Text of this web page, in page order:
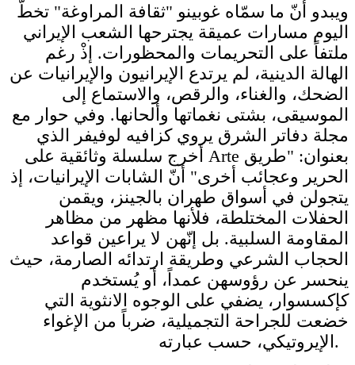
ويبدو أنّ ما سمّاه غوبينو "ثقافة المراوغة" تخطّ
اليوم مسارات عميقة يجترحها الشعب الإيراني
ملتفاً على التحريمات والمحظورات. إذْ رغم
الهالة الدينية، لم يرتدع الإيرانيون والإيرانيات عن
الضحك، والغناء، والرقص، والاستماع إلى
الموسيقى، بشتى نغماتها وألحانها. وفي حوار مع
مجلة دفاتر الشرق يروي كزافيه لوفيفر الذي
أخرج سلسلة وثائقية على Arte بعنوان: "طريق
الحرير وعجائب أخرى" أنّ الشابات الإيرانيات، إذ
يتجولن في أسواق طهران بالجينز، ويقمن
الحفلات المختلطة، فلأنها مظهر من مظاهر
المقاومة السلبية. بل إنّهن لا يراعين قواعد
الحجاب الشرعي وطريقة ارتدائه الصارمة، حيث
ينحسر عن رؤوسهن عمداً، أو يُستخدم
كإكسسوار، يضفي على الوجوه الانثوية التي
خضعت للجراحة التجميلية، ضرباً من الإغواء
الإيروتيكي، حسب عبارته.